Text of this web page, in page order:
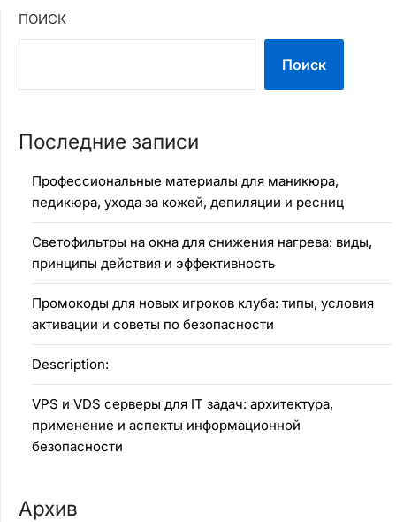
ПОИСК
Поиск
Последние записи
Профессиональные материалы для маникюра,
педикюра, ухода за кожей, депиляции и ресниц
Светофильтры на окна для снижения нагрева: виды,
принципы действия и эффективность
Промокоды для новых игроков клуба: типы, условия
активации и советы по безопасности
Description:
VPS и VDS серверы для IT задач: архитектура,
применение и аспекты информационной
безопасности
Архив